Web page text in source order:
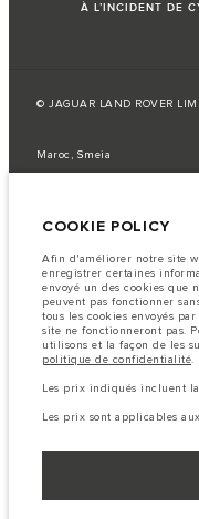
À L’INCIDENT DE
© JAGUAR LAND ROVER
Maroc, Smeia
de prix. Veuillez consulter
Remarque importante
pénurie mondiale de semi-
spécifications de
les délais de construction.
conséquent, les images
refléter entièrement les
caractéristiques, les options,
Veuillez consulter votre
restrictions actuelles et faire
Les chiffres fournis
conformément å la
tests et ces chiffres sont
Les prix sont applicables
COOKIE POLICY
Afin d'améliorer notre site
enregistrer certaines
envoyé un des cookies que
peuvent pas fonctionner
tous les cookies envoyés
site ne fonctionneront pas.
utilisons et la façon de les
politique de confidentialité.
Les prix indiqués incluent
Les prix sont applicables